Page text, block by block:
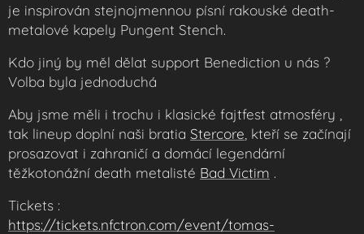
je inspirován stejnojmennou písní rakouské death-
metalové kapely Pungent Stench.
Kdo jiný by měl dělat support Benediction u nás ?
Volba byla jednoduchá
Aby jsme měli i trochu i klasické fajtfest atmosféry ,
tak lineup doplní naši bratia Stercore , kteří se začínají
prosazovat i zahraničí a domácí legendární
těžkotonážní death metalisté Bad Victim .
Tickets :
https://tickets.nfctron.com/event/tomas-